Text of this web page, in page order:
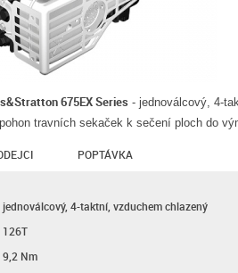
675EX Series - jednoválcový, 4-
travních sekaček k sečení ploch do
POPTÁVKA
jednoválcový, 4-taktní, vzduchem chlazený
126T
9,2 Nm